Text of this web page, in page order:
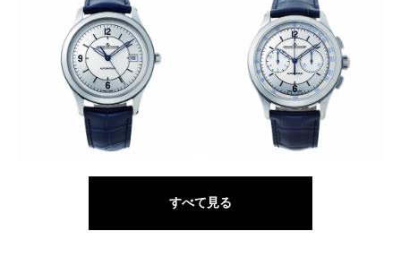
JAEGER-LECOULTRE
ジャガー・ルクルト ポラリ
ス・オートマティック
JAEGER-LECOULTRE
ジャガー・ルクルト ポラリ
ス・メモボックス
ヴィンテージを宿す中3針
JAEGER-LECOULTRE
マスター・コントロール・デイ
高性能＆高級自社クロノ
JAEGER-LECOULTRE
マスター・コントロール・クロ
すべて見る